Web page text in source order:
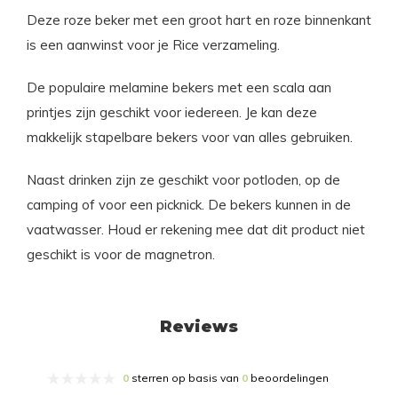
Deze roze beker met een groot hart en roze binnenkant
is een aanwinst voor je Rice verzameling.
De populaire melamine bekers met een scala aan
printjes zijn geschikt voor iedereen. Je kan deze
makkelijk stapelbare bekers voor van alles gebruiken.
Naast drinken zijn ze geschikt voor potloden, op de
camping of voor een picknick. De bekers kunnen in de
vaatwasser. Houd er rekening mee dat dit product niet
geschikt is voor de magnetron.
Reviews
0 sterren op basis van 0 beoordelingen